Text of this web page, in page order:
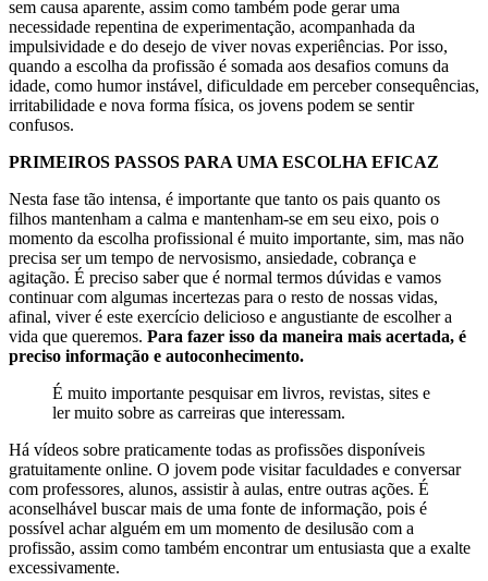
sem causa aparente, assim como também pode gerar uma
necessidade repentina de experimentação, acompanhada da
impulsividade e do desejo de viver novas experiências. Por isso,
quando a escolha da profissão é somada aos desafios comuns da
idade, como humor instável, dificuldade em perceber consequências,
irritabilidade e nova forma física, os jovens podem se sentir
confusos.
PRIMEIROS PASSOS PARA UMA ESCOLHA EFICAZ
Nesta fase tão intensa, é importante que tanto os pais quanto os
filhos mantenham a calma e mantenham-se em seu eixo, pois o
momento da escolha profissional é muito importante, sim, mas não
precisa ser um tempo de nervosismo, ansiedade, cobrança e
agitação. É preciso saber que é normal termos dúvidas e vamos
continuar com algumas incertezas para o resto de nossas vidas,
afinal, viver é este exercício delicioso e angustiante de escolher a
vida que queremos. Para fazer isso da maneira mais acertada, é
preciso informação e autoconhecimento.
É muito importante pesquisar em livros, revistas, sites e
ler muito sobre as carreiras que interessam.
Há vídeos sobre praticamente todas as profissões disponíveis
gratuitamente online. O jovem pode visitar faculdades e conversar
com professores, alunos, assistir à aulas, entre outras ações. É
aconselhável buscar mais de uma fonte de informação, pois é
possível achar alguém em um momento de desilusão com a
profissão, assim como também encontrar um entusiasta que a exalte
excessivamente.